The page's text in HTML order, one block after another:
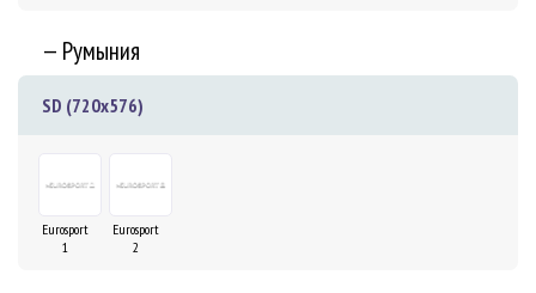
— Румыния
SD (720x576)
Eurosport
1
Eurosport
2